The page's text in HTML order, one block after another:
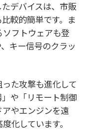
デバイスは、市販
較的簡単です。ま
フトウェアも登
キー信号のクラッ
た攻撃も進化して
や「リモート制御
やエンジンを遠
化しています。